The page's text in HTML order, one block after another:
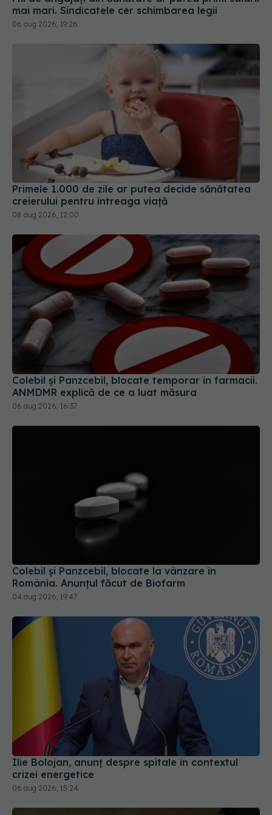
mai mari. Sindicatele cer schimbarea legii
06 aug 2026, 19:26
Primele 1.000 de zile ar putea decide sănătatea
creierului pentru întreaga viață
08 aug 2026, 12:00
Colebil și Panzcebil, blocate temporar în farmacii.
ANMDMR explică de ce a luat măsura
06 aug 2026, 16:37
Colebil și Panzcebil, blocate la vânzare în
România. Anunțul făcut de Biofarm
04 aug 2026, 19:47
Ilie Bolojan, anunț despre spitale în contextul
crizei energetice
06 aug 2026, 15:24